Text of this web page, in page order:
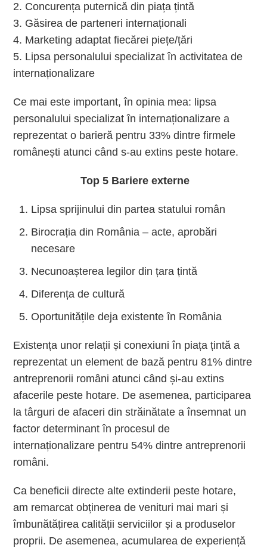
2. Concurența puternică din piața țintă
3. Găsirea de parteneri internaționali
4. Marketing adaptat fiecărei piețe/țări
5. Lipsa personalului specializat în activitatea de
internaționalizare
Ce mai este important, în opinia mea: lipsa
personalului specializat în internaționalizare a
reprezentat o barieră pentru 33% dintre firmele
românești atunci când s-au extins peste hotare.
Top 5 Bariere externe
Lipsa sprijinului din partea statului român
Birocrația din România – acte, aprobări
necesare
Necunoașterea legilor din țara țintă
Diferența de cultură
Oportunitățile deja existente în România
Existența unor relații și conexiuni în piața țintă a
reprezentat un element de bază pentru 81% dintre
antreprenorii români atunci când și-au extins
afacerile peste hotare. De asemenea, participarea
la târguri de afaceri din străinătate a însemnat un
factor determinant în procesul de
internaționalizare pentru 54% dintre antreprenorii
români.
Ca beneficii directe alte extinderii peste hotare,
am remarcat obținerea de venituri mai mari și
îmbunătățirea calității serviciilor și a produselor
proprii. De asemenea, acumularea de experiență